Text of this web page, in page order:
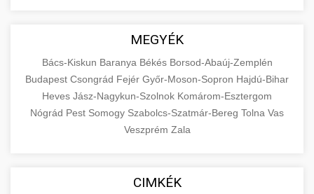
MEGYÉK
Bács-Kiskun Baranya Békés Borsod-Abaúj-Zemplén
Budapest Csongrád Fejér Győr-Moson-Sopron Hajdú-Bihar
Heves Jász-Nagykun-Szolnok Komárom-Esztergom
Nógrád Pest Somogy Szabolcs-Szatmár-Bereg Tolna Vas
Veszprém Zala
CIMKÉK